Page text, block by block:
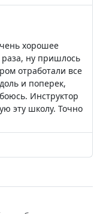
хорошее
раза, ну пришлось
отработали все
и поперек,
Инструктор
эту школу. Точно